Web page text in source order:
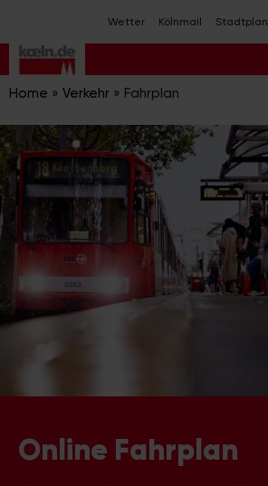
Inhalt
springen
Wetter Kölnmail Stadtplan
Home » Verkehr » Fahrplan
Online Fahrplan